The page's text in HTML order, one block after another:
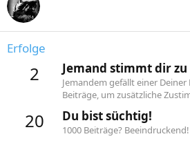
Erfolge
2 Jemand stimmt dir zu
Jemandem gefällt einer
Beiträge, um zusätzliche
20 Du bist süchtig!
1000 Beiträge? Beeindruckend!